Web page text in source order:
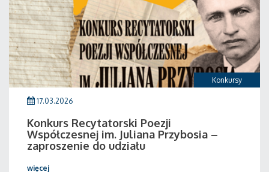
Konkursy
17.03.2026
Konkurs Recytatorski Poezji
Współczesnej im. Juliana Przybosia –
zaproszenie do udziału
więcej